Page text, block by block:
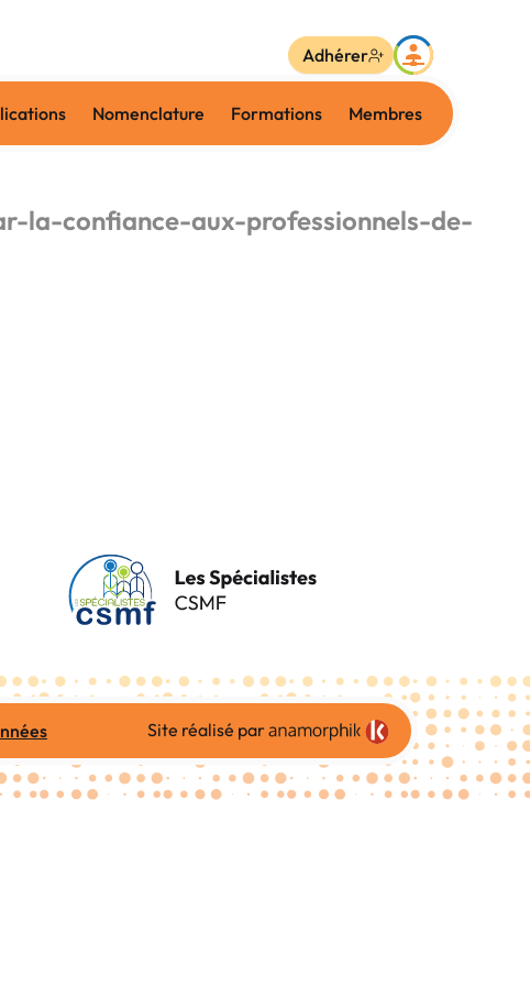
Nomenclature Formations Membres
Adhérer
la-confiance-aux-professionnels-de-
Site réalisé par